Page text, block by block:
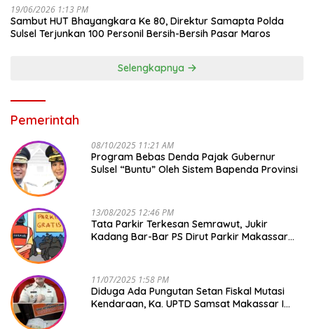
19/06/2026 1:13 PM
Sambut HUT Bhayangkara Ke 80, Direktur Samapta Polda
Sulsel Terjunkan 100 Personil Bersih-Bersih Pasar Maros
Selengkapnya
Pemerintah
08/10/2025 11:21 AM
Program Bebas Denda Pajak Gubernur
Sulsel “Buntu” Oleh Sistem Bapenda Provinsi
13/08/2025 12:46 PM
Tata Parkir Terkesan Semrawut, Jukir
Kadang Bar-Bar PS Dirut Parkir Makassar
11/07/2025 1:58 PM
Diduga Ada Pungutan Setan Fiskal Mutasi
Kendaraan, Ka. UPTD Samsat Makassar I